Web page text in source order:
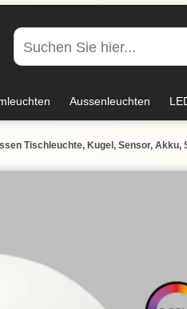
Aussenleuchten
Tischleuchte, Kugel, Sensor, Akku,